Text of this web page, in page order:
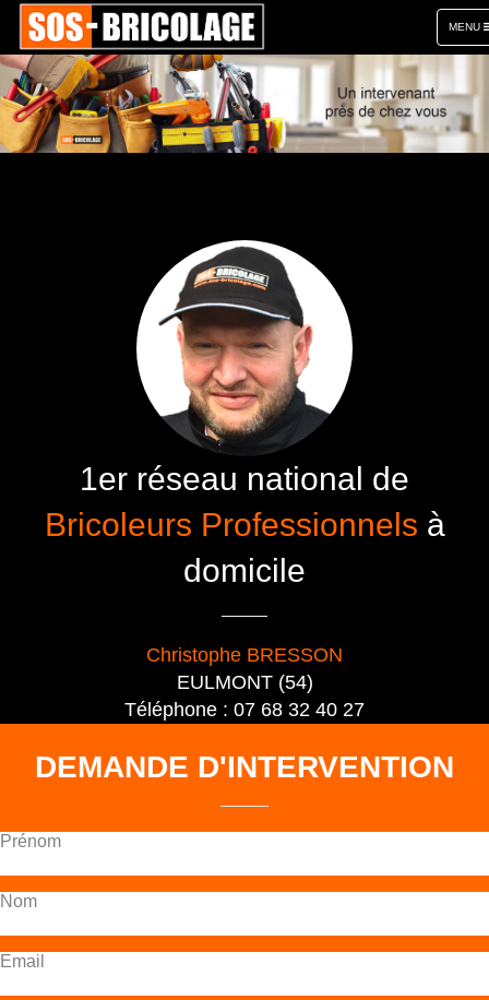
MENU
1er réseau national de
Bricoleurs Professionnels à
domicile
Christophe BRESSON
EULMONT (54)
Téléphone : 07 68 32 40 27
DEMANDE D'INTERVENTION
Prénom
Nom
Email